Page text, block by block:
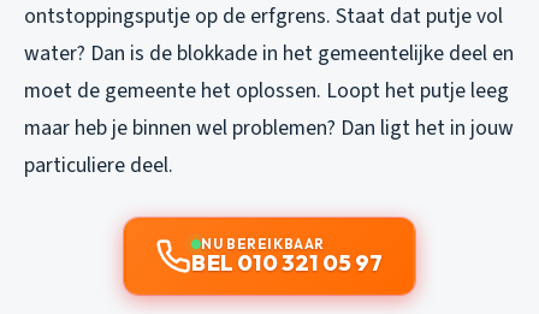
ontstoppingsputje op de erfgrens. Staat dat putje vol
water? Dan is de blokkade in het gemeentelijke deel en
moet de gemeente het oplossen. Loopt het putje leeg
maar heb je binnen wel problemen? Dan ligt het in jouw
particuliere deel.
NU BEREIKBAAR
BEL 010 321 05 97